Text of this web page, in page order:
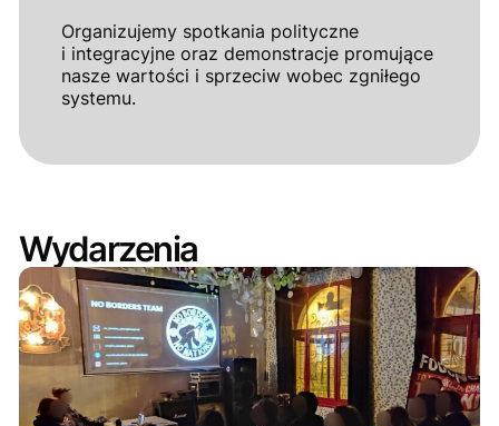
Organizujemy spotkania polityczne
i integracyjne oraz demonstracje promujące
nasze wartości i sprzeciw wobec zgniłego
systemu.
Wydarzenia